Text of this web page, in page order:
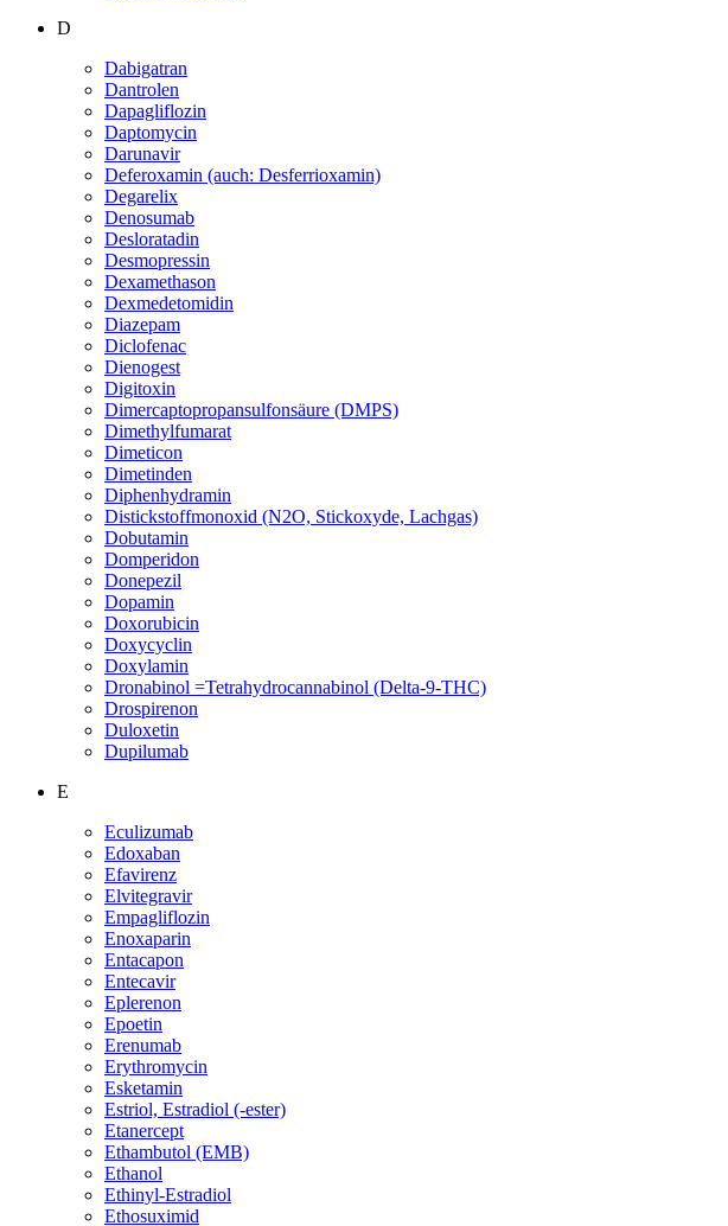
D
Dabigatran
Dantrolen
Dapagliflozin
Daptomycin
Darunavir
Deferoxamin (auch: Desferrioxamin)
Degarelix
Denosumab
Desloratadin
Desmopressin
Dexamethason
Dexmedetomidin
Diazepam
Diclofenac
Dienogest
Digitoxin
Dimercaptopropansulfonsäure (DMPS)
Dimethylfumarat
Dimeticon
Dimetinden
Diphenhydramin
Distickstoffmonoxid (N2O, Stickoxyde, Lachgas)
Dobutamin
Domperidon
Donepezil
Dopamin
Doxorubicin
Doxycyclin
Doxylamin
Dronabinol =Tetrahydrocannabinol (Delta-9-THC)
Drospirenon
Duloxetin
Dupilumab
E
Eculizumab
Edoxaban
Efavirenz
Elvitegravir
Empagliflozin
Enoxaparin
Entacapon
Entecavir
Eplerenon
Epoetin
Erenumab
Erythromycin
Esketamin
Estriol, Estradiol (-ester)
Etanercept
Ethambutol (EMB)
Ethanol
Ethinyl-Estradiol
Ethosuximid